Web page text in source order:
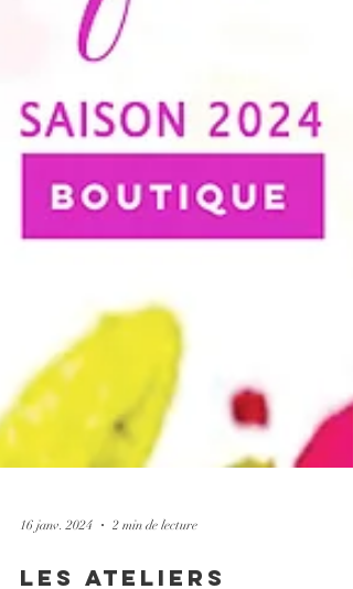
16 janv. 2024 2 min de lecture